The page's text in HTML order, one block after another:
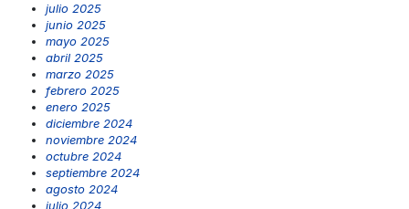
julio 2025
junio 2025
mayo 2025
abril 2025
marzo 2025
febrero 2025
enero 2025
diciembre 2024
noviembre 2024
octubre 2024
septiembre 2024
agosto 2024
julio 2024